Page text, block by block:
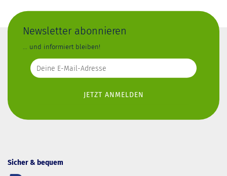
Newsletter abonnieren
... und informiert bleiben!
Sicher & bequem